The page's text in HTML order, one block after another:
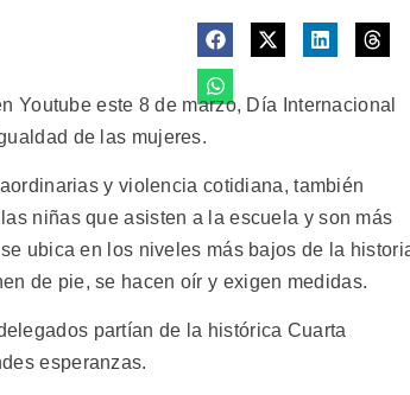
Youtube este 8 de marzo, Día Internacional
de las mujeres.
y violencia cotidiana, también
niñas que asisten a la escuela y son más
ubica en los niveles más bajos de la
de pie, se hacen oír y exigen medidas.
partían de la histórica Cuarta
esperanzas.